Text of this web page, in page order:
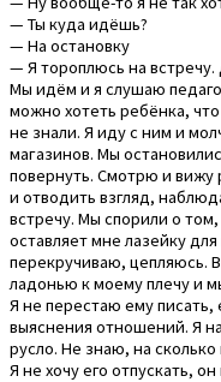
— Ты куда идёшь?
— На остановку
— Я тороплюсь на
Мы идём и я слушаю
можно хотеть ребёнка,
не знали. Я иду с ним и
магазинов. Мы
повернуть. Смотрю и вижу
и отводить взгляд,
встречу. Мы спорили о
оставляет мне лазейку
перекручиваю, цепляюсь.
ладонью к моему плечу и
Я не перестаю ему писать,
выяснения отношений. Я
русло. Не знаю, на сколько
Я не хочу его отпускать,